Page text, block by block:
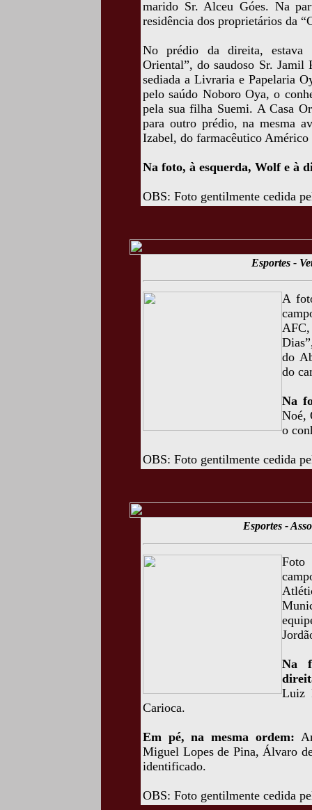
marido Sr. Alceu Góes. Na
residência dos proprietários da
No prédio da direita, estava
Oriental”, do saudoso Sr. Jamil
sediada a Livraria e Papelaria
pelo saúdo Noboro Oya, o
pela sua filha Suemi. A Casa
para outro prédio, na mesma
Izabel, do farmacêutico
Na foto, à esquerda, Wolf e à
OBS: Foto gentilmente cedida
Esportes -
A
do
do
Na
Noé,
o
OBS: Foto gentilmente cedida
Esportes -
Foto
Na
Luiz
Carioca.
Em pé, na mesma ordem:
Miguel Lopes de Pina, Álvaro
identificado.
OBS: Foto gentilmente cedida